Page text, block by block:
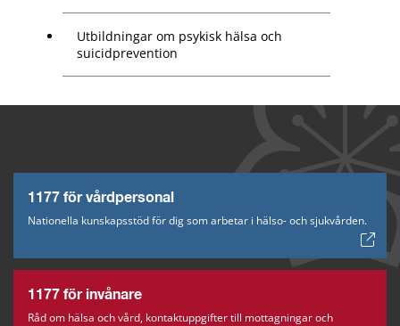
Utbildningar om psykisk hälsa och
suicidprevention
1177 för vårdpersonal
Nationella kunskapsstöd för dig som arbetar i hälso- och sjukvården.
1177 för invånare
Råd om hälsa och vård, kontaktuppgifter till mottagningar och